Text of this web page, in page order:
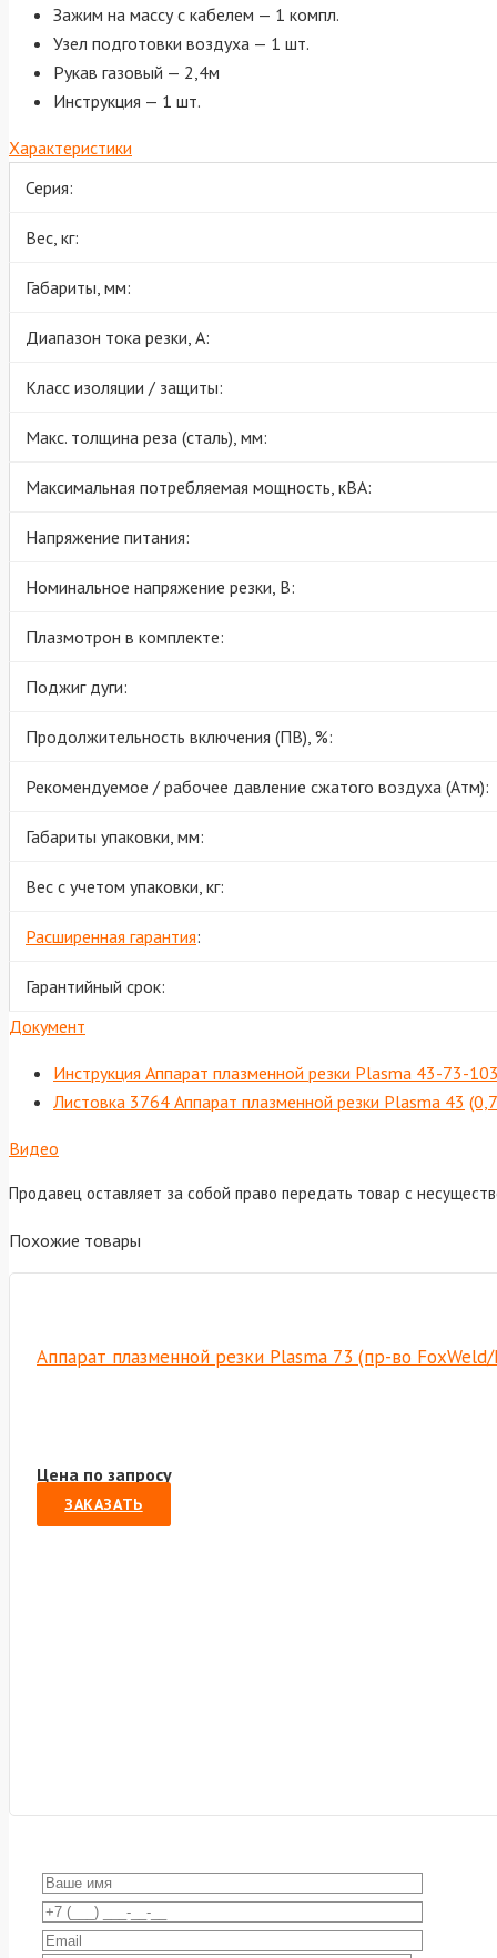
Зажим на массу с кабелем — 1 компл.
Узел подготовки воздуха — 1 шт.
Рукав газовый — 2,4м
Инструкция — 1 шт.
Характеристики
Серия:
Вес, кг:
Габариты, мм:
Диапазон тока резки, А:
Класс изоляции / защиты:
Макс. толщина реза (сталь), мм:
Максимальная потребляемая мощность, кВА:
Напряжение питания:
Номинальное напряжение резки, В:
Плазмотрон в комплекте:
Поджиг дуги:
Продолжительность включения (ПВ), %:
Рекомендуемое / рабочее давление сжатого воздуха (Атм):
Габариты упаковки, мм:
Вес с учетом упаковки, кг:
Расширенная гарантия:
Гарантийный срок:
Документ
Инструкция Аппарат плазменной резки Plasma 43-73-
Листовка 3764 Аппарат плазменной резки Plasma 43
Видео
Продавец оставляет за собой право передать товар с
Похожие товары
Аппарат плазменной резки Plasma 73 (пр-во
Цена по запросу
ЗАКАЗАТЬ